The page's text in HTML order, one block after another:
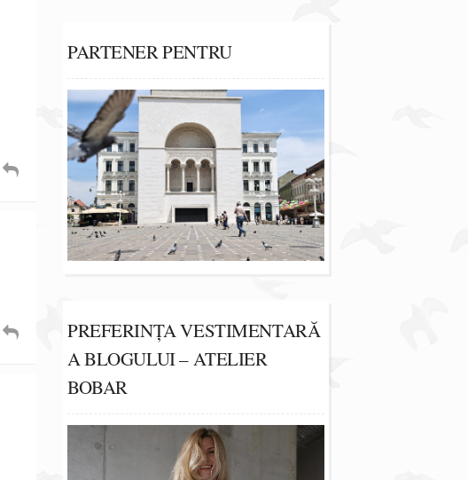
PARTENER PENTRU
PREFERINȚA VESTIMENTARĂ
A BLOGULUI – ATELIER
BOBAR